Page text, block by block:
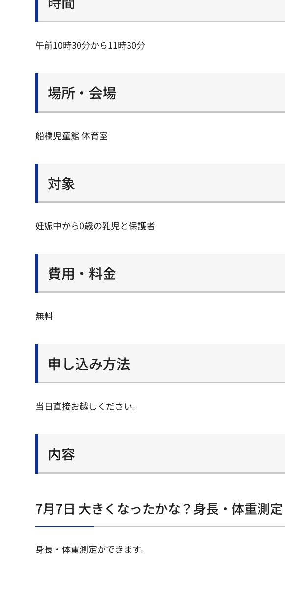
午前10時30分から11時30分
場所・会場
船橋児童館 体育室
対象
妊娠中から0歳の乳児と保護者
費用・料金
無料
申し込み方法
当日直接お越しください。
内容
7月7日 大きくなったかな？身長・体重測定
身長・体重測定ができます。